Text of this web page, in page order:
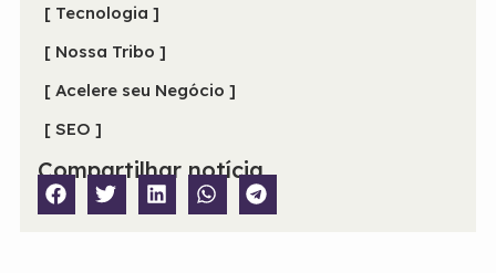
[ Tecnologia ]
[ Nossa Tribo ]
[ Acelere seu Negócio ]
[ SEO ]
Compartilhar notícia